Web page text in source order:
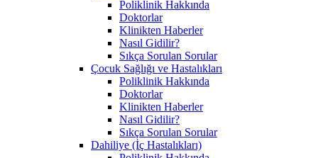
Poliklinik Hakkında
Doktorlar
Klinikten Haberler
Nasıl Gidilir?
Sıkça Sorulan Sorular
Çocuk Sağlığı ve Hastalıkları
Poliklinik Hakkında
Doktorlar
Klinikten Haberler
Nasıl Gidilir?
Sıkça Sorulan Sorular
Dahiliye (İç Hastalıkları)